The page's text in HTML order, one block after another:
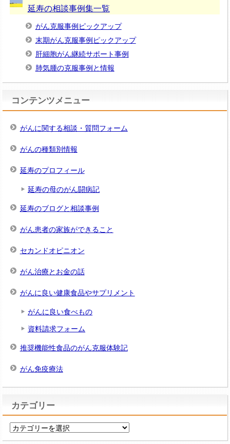
延寿の相談事例集一覧
がん克服事例ピックアップ
末期がん克服事例ピックアップ
肝細胞がん継続サポート事例
肺気腫の克服事例と情報
コンテンツメニュー
がんに関する相談・質問フォーム
がんの種類別情報
延寿のプロフィール
延寿の母のがん闘病記
延寿のブログと相談事例
がん患者の家族ができること
セカンドオピニオン
がん治療とお金の話
がんに良い健康食品やサプリメント
がんに良い食べもの
資料請求フォーム
推奨機能性食品のがん克服体験記
がん免疫療法
カテゴリー
カ